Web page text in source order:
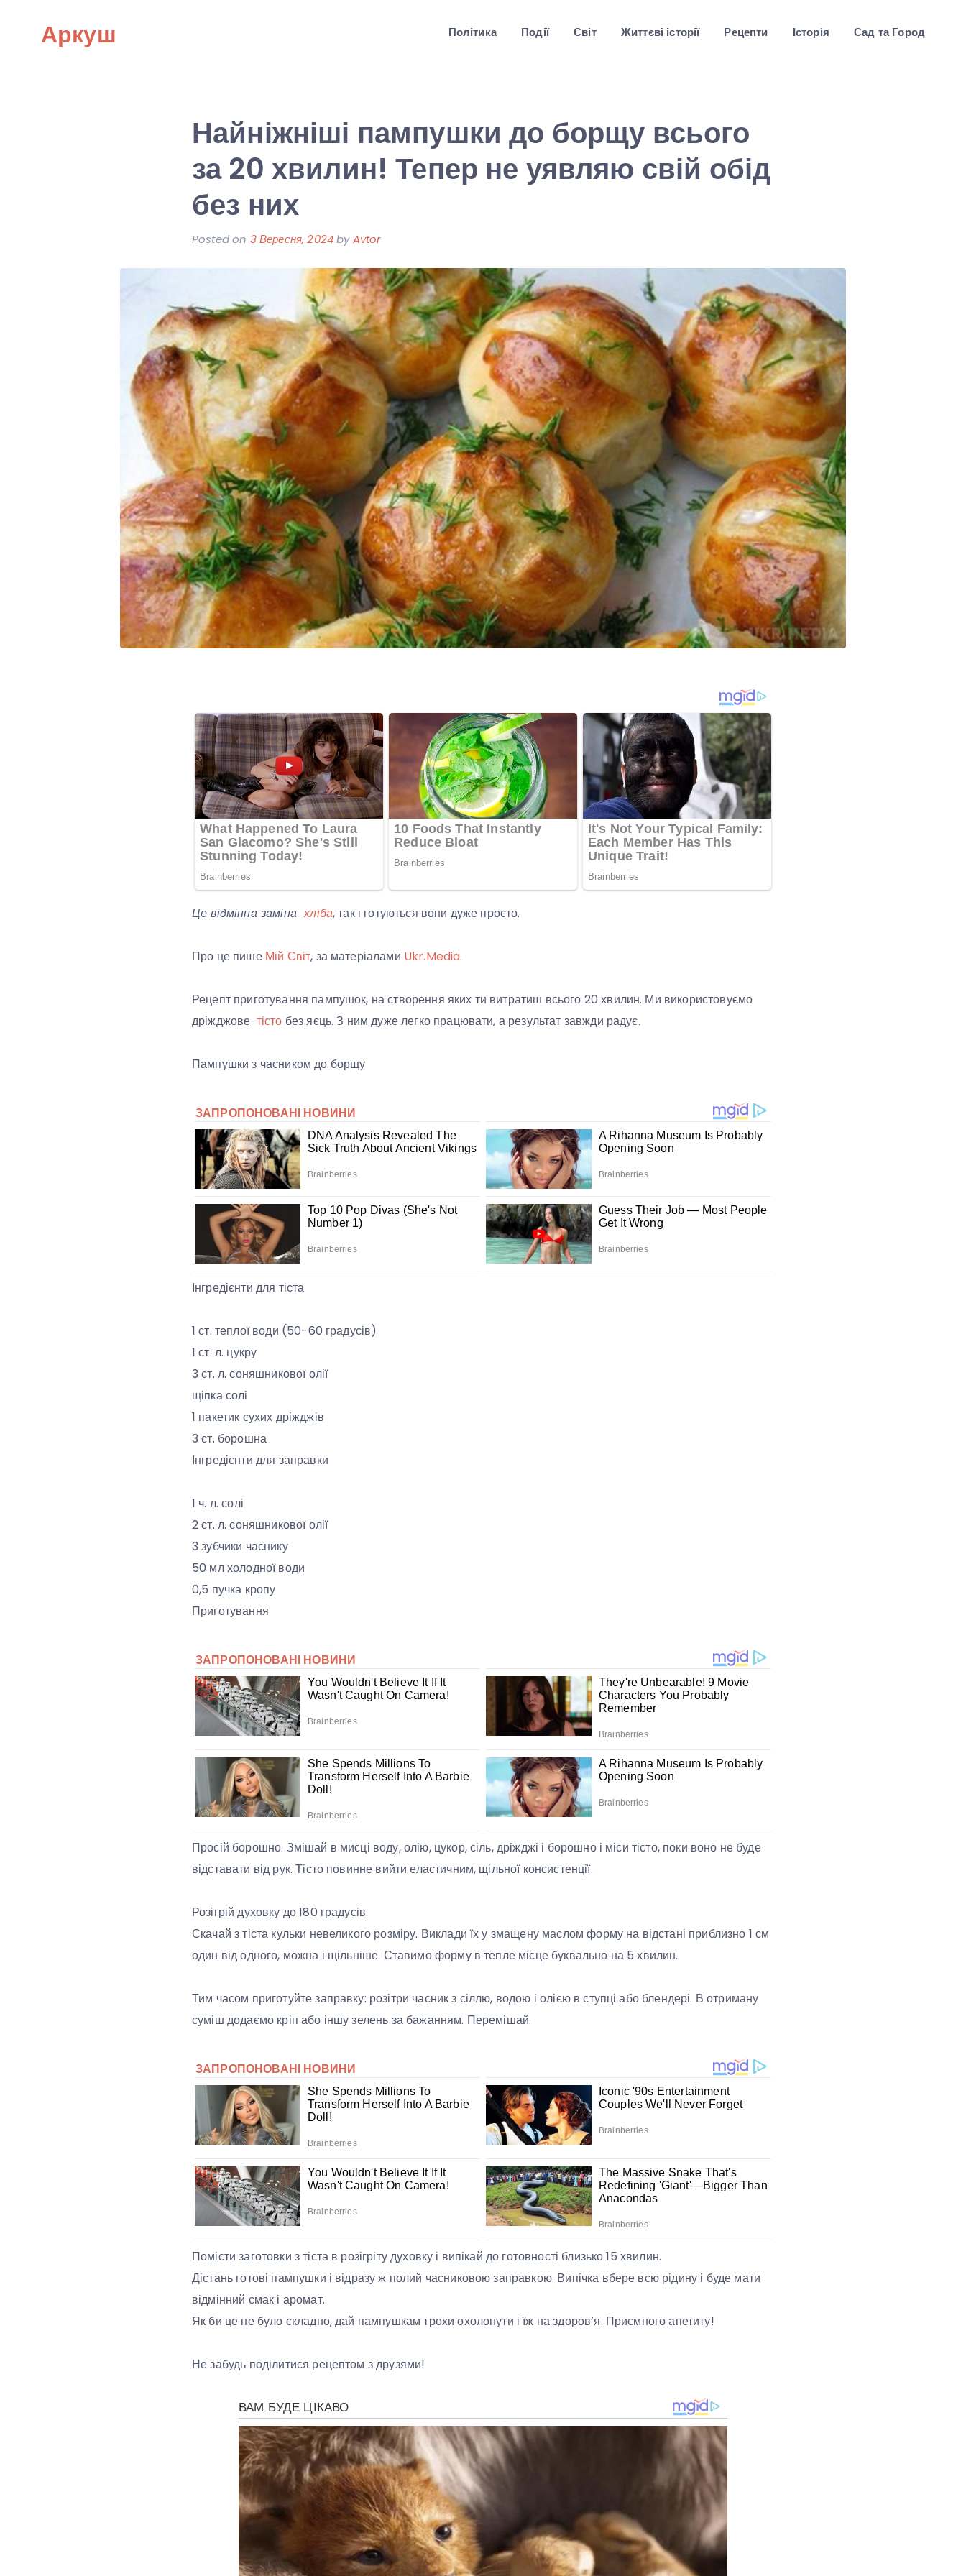
Аркуш Політика Події Світ Життєві історії Рецепти Історія Сад та Город
Найніжніші пампушки до борщу всього
за 20 хвилин! Тепер не уявляю свій обід
без них
Posted on 3 Вересня, 2024byAvtor
Це відмінна заміна хліба, так і готуються вони дуже просто.
Про це пише Мій Світ, за матеріалами Ukr.Media.
Рецепт приготування пампушок, на створення яких ти витратиш всього 20 хвилин. Ми використовуємо
дріжджове тісто без яєць. З ним дуже легко працювати, а результат завжди радує.
Пампушки з часником до борщу
Інгредієнти для тіста
1 ст. теплої води (50-60 градусів)
1 ст. л. цукру
3 ст. л. соняшникової олії
щіпка солі
1 пакетик сухих дріжджів
3 ст. борошна
Інгредієнти для заправки
1 ч. л. солі
2 ст. л. соняшникової олії
3 зубчики часнику
50 мл холодної води
0,5 пучка кропу
Приготування
Просій борошно. Змішай в мисці воду, олію, цукор, сіль, дріжджі і борошно і міси тісто, поки воно не буде
відставати від рук. Тісто повинне вийти еластичним, щільної консистенції.
Розігрій духовку до 180 градусів.
Скачай з тіста кульки невеликого розміру. Виклади їх у змащену маслом форму на відстані приблизно 1 см
один від одного, можна і щільніше. Ставимо форму в тепле місце буквально на 5 хвилин.
Тим часом приготуйте заправку: розітри часник з сіллю, водою і олією в ступці або блендері. В отриману
суміш додаємо кріп або іншу зелень за бажанням. Перемішай.
Помісти заготовки з тіста в розігріту духовку і випікай до готовності близько 15 хвилин.
Дістань готові пампушки і відразу ж полий часниковою заправкою. Випічка вбере всю рідину і буде мати
відмінний смак і аромат.
Як би це не було складно, дай пампушкам трохи охолонути і їж на здоров’я. Приємного апетиту!
Не забудь поділитися рецептом з друзями!